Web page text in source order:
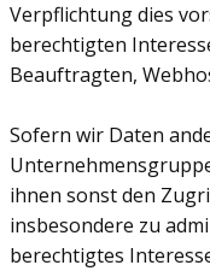
Verpflichtung dies
berechtigten
Beauftragten,
Sofern wir Daten
ihnen sonst den
insbesondere zu
berechtigtes